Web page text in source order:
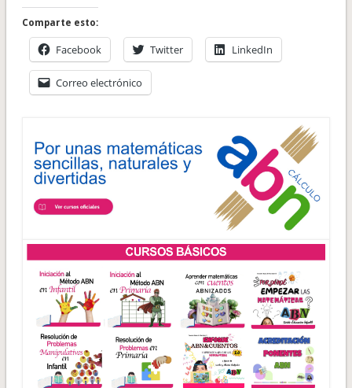
Comparte esto:
Facebook Twitter LinkedIn
Correo electrónico